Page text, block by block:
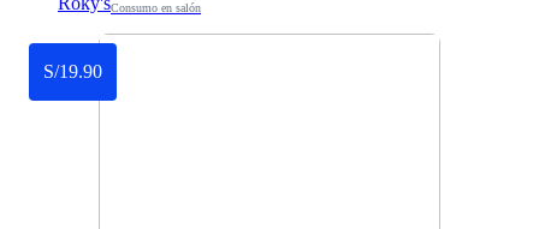
Consumo en salón
S/19.90